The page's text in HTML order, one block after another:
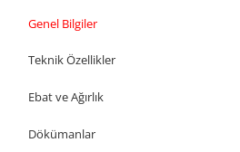
Genel Bilgiler
Teknik Özellikler
Ebat ve Ağırlık
Dökümanlar